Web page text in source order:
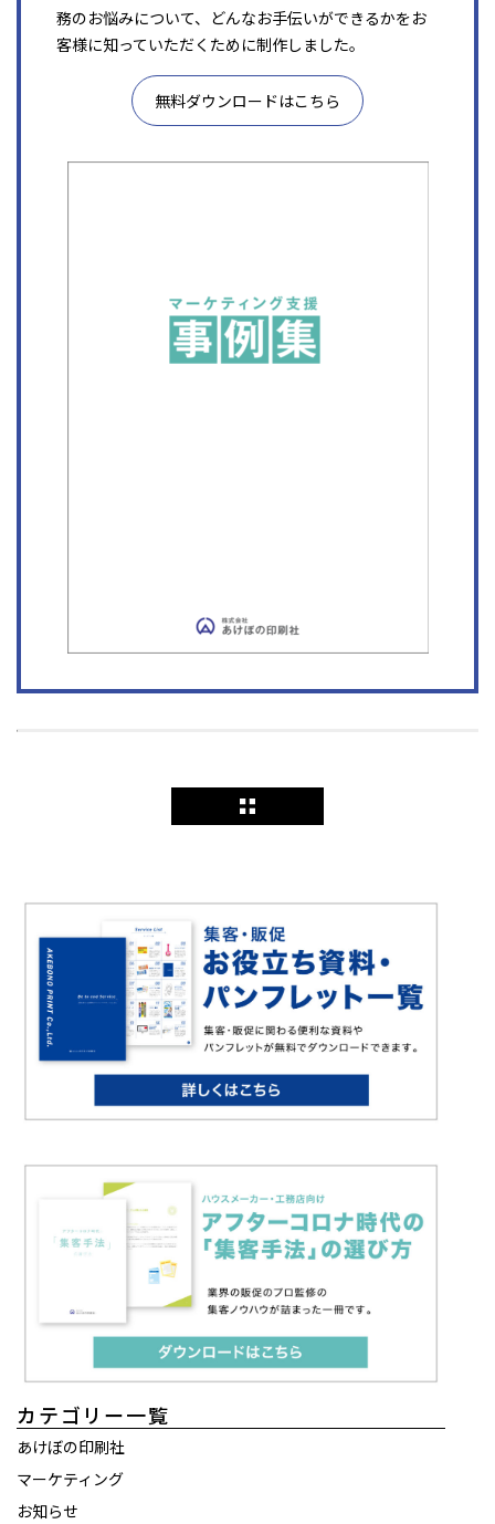
カテゴリー一覧
あけぼの印刷社
マーケティング
お知らせ
務のお悩みについて、どんなお手伝いができるかをお
客様に知っていただくために制作しました。
無料ダウンロードはこちら